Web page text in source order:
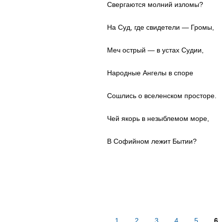
Свергаются молний изломы?
На Суд, где свидетели — Громы,
Меч острый — в устах Судии,
Народные Ангелы в споре
Сошлись о вселенском просторе.
Чей якорь в незыблемом море,
В Софийном лежит Бытии?